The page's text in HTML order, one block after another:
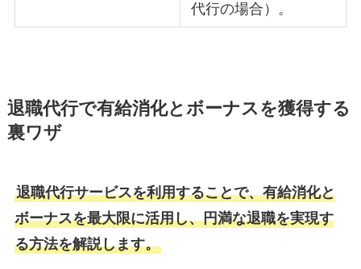
代行の場合）。
退職代行で有給消化とボーナスを獲得する
裏ワザ
退職代行サービスを利用することで、有給消化と
ボーナスを最大限に活用し、円満な退職を実現す
る方法を解説します。